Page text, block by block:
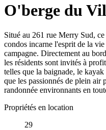
O'berge du
Situé au 261 rue Merry Sud,
condos incarne l'esprit de la
campagne. Directement au
les résidents sont invités à
telles que la baignade, le
que les passionnés de plein air
randonnée environnants en
Propriétés en location
29